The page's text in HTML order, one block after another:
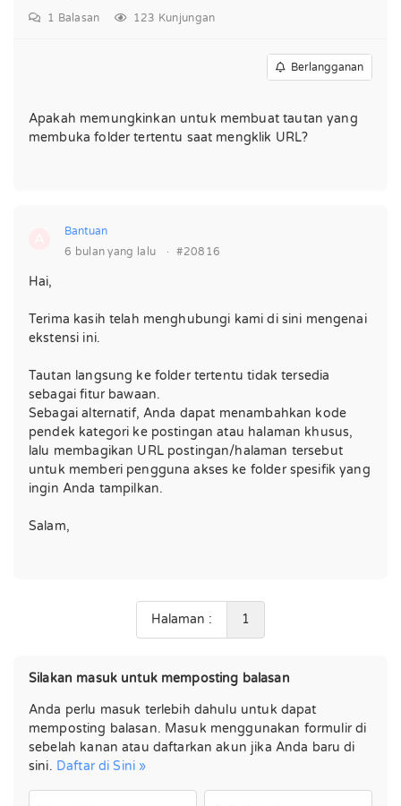
1 Balasan 123 Kunjungan
Berlangganan
Apakah memungkinkan untuk membuat tautan yang
membuka folder tertentu saat mengklik URL?
Bantuan
6 bulan yang lalu
· #20816
Hai,
Terima kasih telah menghubungi kami di sini mengenai
ekstensi ini.
Tautan langsung ke folder tertentu tidak tersedia
sebagai fitur bawaan.
Sebagai alternatif, Anda dapat menambahkan kode
pendek kategori ke postingan atau halaman khusus,
lalu membagikan URL postingan/halaman tersebut
untuk memberi pengguna akses ke folder spesifik yang
ingin Anda tampilkan.
Salam,
Halaman : 1
Silakan masuk untuk memposting balasan
Anda perlu masuk terlebih dahulu untuk dapat
memposting balasan. Masuk menggunakan formulir di
sebelah kanan atau daftarkan akun jika Anda baru di
sini. Daftar di Sini »